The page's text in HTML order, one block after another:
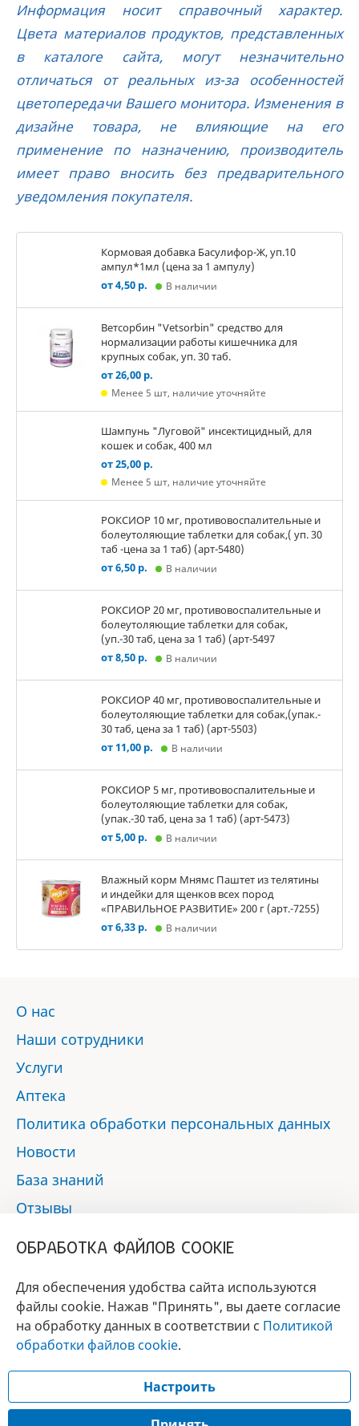
Информация носит справочный характер.
Цвета материалов продуктов, представленных
в каталоге сайта, могут незначительно
отличаться от реальных из-за особенностей
цветопередачи Вашего монитора. Изменения в
дизайне товара, не влияющие на его
применение по назначению, производитель
имеет право вносить без предварительного
уведомления покупателя.
Кормовая добавка Басулифор-Ж, уп.10
ампул*1мл (цена за 1 ампулу)
от 4,50 р.
В наличии
Ветсорбин "Vetsorbin" средство для
нормализации работы кишечника для
крупных собак, уп. 30 таб.
от 26,00 р.
Менее 5 шт, наличие уточняйте
Шампунь "Луговой" инсектицидный, для
кошек и собак, 400 мл
от 25,00 р.
Менее 5 шт, наличие уточняйте
РОКСИОР 10 мг, противовоспалительные и
болеутоляющие таблетки для собак,( уп. 30
таб -цена за 1 таб) (арт-5480)
от 6,50 р.
В наличии
РОКСИОР 20 мг, противовоспалительные и
болеутоляющие таблетки для собак,
(уп.-30 таб, цена за 1 таб) (арт-5497
от 8,50 р.
В наличии
РОКСИОР 40 мг, противовоспалительные и
болеутоляющие таблетки для собак,(упак.-
30 таб, цена за 1 таб) (арт-5503)
от 11,00 р.
В наличии
РОКСИОР 5 мг, противовоспалительные и
болеутоляющие таблетки для собак,
(упак.-30 таб, цена за 1 таб) (арт-5473)
от 5,00 р.
В наличии
Влажный корм Мнямс Паштет из телятины
и индейки для щенков всех пород
«ПРАВИЛЬНОЕ РАЗВИТИЕ» 200 г (арт.-7255)
от 6,33 р.
В наличии
О нас
Наши сотрудники
Услуги
Аптека
Политика обработки персональных данных
Новости
База знаний
Отзывы
БРЕНД
ГОДА 2017 - 2019
© 2017 - 2026 «Альфа-вет»
Разработка сайта —
ОБРАБОТКА ФАЙЛОВ COOKIE
Для обеспечения удобства сайта используются
файлы cookie. Нажав "Принять", вы даете согласие
на обработку данных в соответствии с Политикой
обработки файлов cookie.
Настроить